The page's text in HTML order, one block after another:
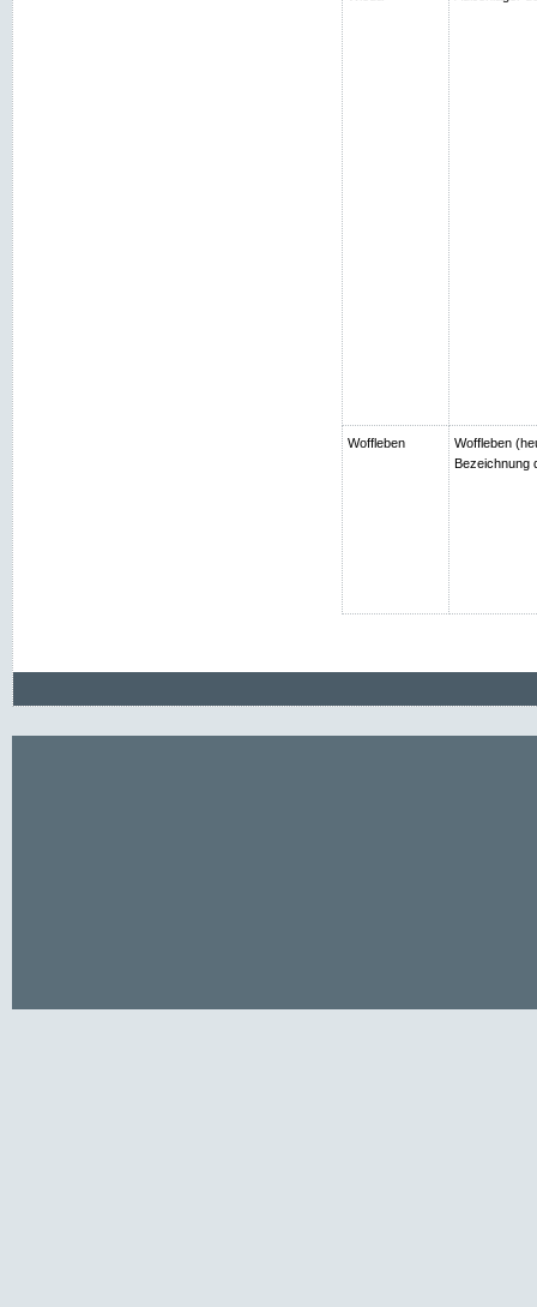
Woffleben
Woffleben
Bezeichnung